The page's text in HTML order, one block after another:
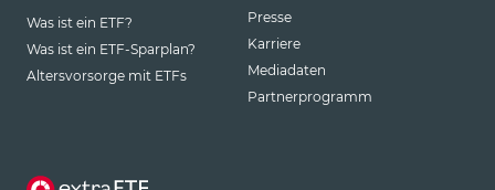
Was ist ein ETF?
Was ist ein ETF-Sparplan?
Altersvorsorge mit ETFs
Presse
Karriere
Mediadaten
Partnerprogramm